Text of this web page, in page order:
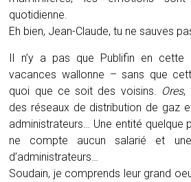
quotidienne.
Eh bien, Jean-Claude, tu ne sauves
Il n’y a pas que Publifin en cette
vacances wallonne – sans que
quoi que ce soit des voisins.
Ores,
des réseaux de distribution de gaz
administrateurs… Une entité quelque
ne compte aucun salarié et
d’administrateurs…
Soudain, je comprends leur grand